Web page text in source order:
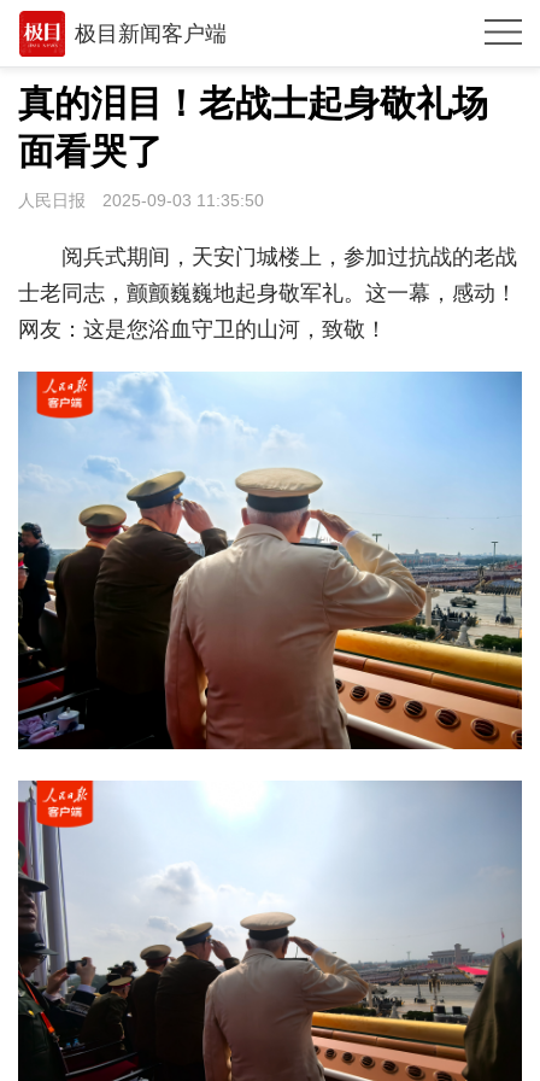
极目新闻客户端
推荐
观点
时政
武汉
世相
环球
极客圈
经济
城建
科教
健康
悠游
相亲
汽车
房产
消费
创意
文化
真的泪目！老战士起身敬礼场
面看哭了
人民日报 2025-09-03 11:35:50
阅兵式期间，天安门城楼上，参加过抗战的老战
士老同志，颤颤巍巍地起身敬军礼。这一幕，感动！
网友：这是您浴血守卫的山河，致敬！